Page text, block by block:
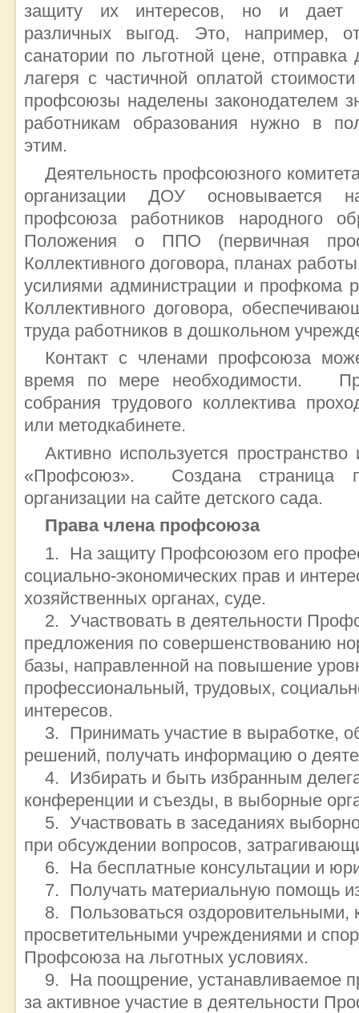
защиту их интересов, но и дает
различных выгод. Это, например,
санатории по льготной цене,
лагеря с частичной оплатой
профсоюзы наделены законодателем
работникам образования нужно в
этим.
Деятельность профсоюзного
организации ДОУ основывается
профсоюза работников народного
Положения о ППО (первичная
Коллективного договора, планах
усилиями администрации и профкома
Коллективного договора,
труда работников в дошкольном
Контакт с членами профсоюза
время по мере необходимости.
собрания трудового коллектива
или методкабинете.
Активно используется
«Профсоюз». Создана страница
организации на сайте детского сада.
Права члена профсоюза
На защиту Профсоюзом его
социально-экономических прав и
хозяйственных органах, суде.
Участвовать в деятельности
предложения по совершенствованию
базы, направленной на повышение
профессиональный, трудовых,
интересов.
Принимать участие в выработке,
решений, получать информацию о
Избирать и быть избранным
конференции и съезды, в выборные
Участвовать в заседаниях
при обсуждении вопросов,
На бесплатные консультации и
Получать материальную помощь
Пользоваться оздоровительными,
просветительными учреждениями и
Профсоюза на льготных условиях.
На поощрение, устанавливаемое
за активное участие в деятельности